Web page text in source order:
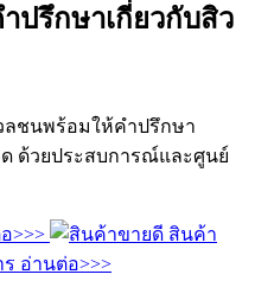
ปรึกษาเกี่ยวกับสิว
ชนพร้อมให้คำปรึกษา
ด้วยประสบการณ์และศูนย์
>>>
สินค้า
ร อ่านต่อ>>>